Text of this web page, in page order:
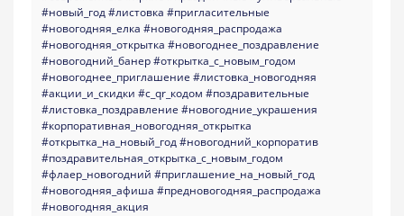
#новый_год#листовка #пригласительные
#новогодняя_елка #новогодняя_распродажа
#новогодняя_открытка #новогоднее_поздравление
#новогодний_банер#открытка_с_новым_годом
#новогоднее_приглашение #листовка_новогодняя
#акции_и_скидки #с_qr_кодом #поздравительные
#листовка_поздравление #новогодние_украшения
#корпоративная_новогодняя_открытка
#открытка_на_новый_год#новогодний_корпоратив
#поздравительная_открытка_с_новым_годом
#флаер_новогодний #приглашение_на_новый_год
#новогодняя_афиша #предновогодняя_распродажа
#новогодняя_акция